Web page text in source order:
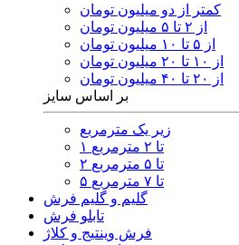
کمتر از دو میلیون تومان
از ۲ تا ۵ میلیون تومان
از ۵ تا ۱۰ میلیون تومان
از ۱۰ تا ۲۰ میلیون تومان
از ۲۰ تا ۴۰ میلیون تومان
بر اساس سایز
زیر یک مترمربع
۱ تا ۲ مترمربع
۲ تا ۵ مترمربع
۵ تا ۷ مترمربع
گلیم و گلیم فرش
تابلو فرش
فرش وینتیج و کلاژ